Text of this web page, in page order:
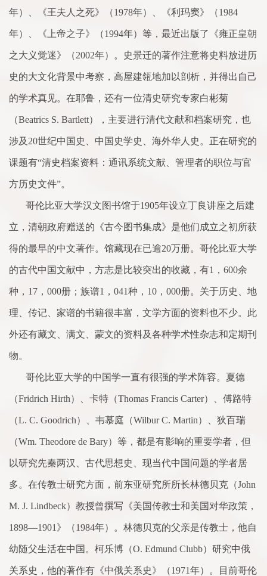
年）、《王夫人之死》（1978年）、《利玛窦》（1984
年）、《上帝之子》（1994年）等，最近出版了 《雍正皇朝
之大义觉迷》（2002年）。史景迁的著作注意将史料放进历
史的大文化背景中考察，高屋建瓴地加以剖析，并得出自己
的学术真见。在耶鲁，还有一位清史研究专家白彬菊
（Beatrics S. Bartlett），主要进行清代文献和档案研究，也
涉及 20世纪中国史、中国史学史、海外华人史。正在研究的
课题有“清史档案资料：通讯系统文献、管理者的职位与官
方历史文件”。
哥伦比亚大学汉文图书馆于1905年设立丁良讲座之后建
立，清朝政府赠送的《古今图书集成》是他们成立之初所获
得的最早的中文著作。馆藏现在已逾20万册。哥伦比亚大学
的古代中国文献中，方志是比较突出的收藏，有1 ， 600余
种， 17 ， 000册；族谱1 ， 041种， 10 ， 000册。关于历史、地
理、传记、 家谱的书籍很丰富，文学方面的资料也不少。此
外还有藏文、满文、 蒙文的资料及各种学术性杂志和定期刊
物。
哥伦比亚大学的中国学一直有很强的学术阵容。夏德
（Fridrich Hirth）、卡特（Thomas Francis Carter）、傅路特
（L. C. Goodrich）、韦慕庭（Wilbur C. Martin）、狄百瑞
（Wm. Theodore de Bary）等，都是有影响的重要学者，但
以研究先秦两汉、古代思想史、现当代中国问题的学者居
多。在传教士研究方面 ，前东亚研究所所长林德贝克 （John
M. J. Lindbeck）教授曾撰写《美国传教士和美国对华政策，
1898—1901 》（1984年）。林德贝克的父亲是传教士，他自
幼随父生活在中国。柯乐博（O. Edmund Clubb）研究中俄
关系史，他的著作有《中俄关系史》（1971年）。目前哥伦